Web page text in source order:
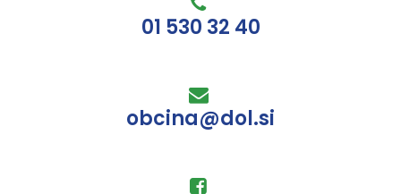
01 530 32 40
obcina@dol.si